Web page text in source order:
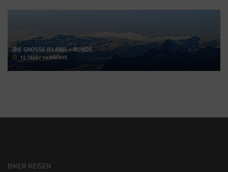
DIE GROSSE ISLAND – RUNDE
15 TAGE/ 14 NÄCHTE
BIKER REISEN